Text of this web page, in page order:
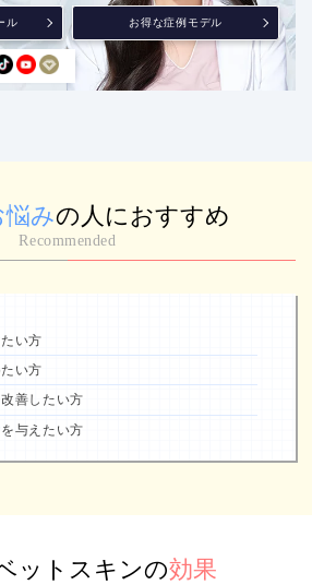
ル お得な症例モデル
悩みの人におすすめ
Recommended
い方
い方
改善したい方
を与えたい方
ットスキンの効果